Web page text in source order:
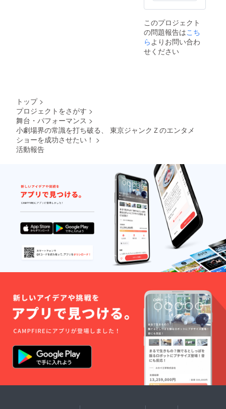
このプロジェクト
の問題報告はこち
らよりお問い合わ
せください
トップ >
プロジェクトをさがす >
舞台・パフォーマンス >
小劇場界の常識を打ち破る、 東京ジャンクＺのエンタメ
ショーを成功させたい！ >
活動報告